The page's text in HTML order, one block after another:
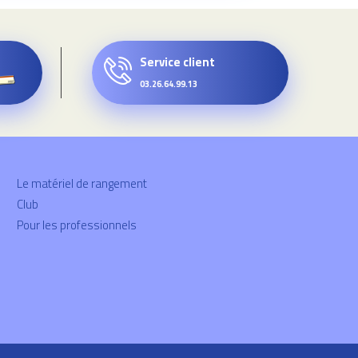
Service client
03.26.64.99.13
Le matériel de rangement
Club
Pour les professionnels